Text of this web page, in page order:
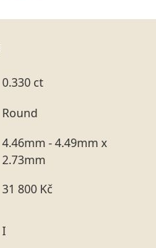
0.330 ct
Round
4.46mm - 4.49mm x
2.73mm
31 800 Kč
I